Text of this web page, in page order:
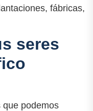
fábricas,
seres
podemos